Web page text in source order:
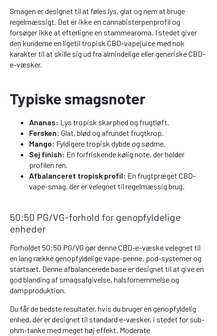
Smagen er designet til at føles lys, glat og nem at bruge
regelmæssigt. Det er ikke en cannabisterpenprofil og
forsøger ikke at efterligne en stammearoma. I stedet giver
den kunderne en ligetil tropisk CBD-vapejuice med nok
karakter til at skille sig ud fra almindelige eller generiske CBD-
e-væsker.
Typiske smagsnoter
Ananas: Lys tropisk skarphed og frugtløft.
Fersken: Glat, blød og afrundet frugtkrop.
Mango: Fyldigere tropisk dybde og sødme.
Sej finish: En forfriskende kølig note, der holder
profilen ren.
Afbalanceret tropisk profil: En frugtpræget CBD-
vape-smag, der er velegnet til regelmæssig brug.
50:50 PG/VG-forhold for genopfyldelige
enheder
Forholdet 50:50 PG/VG gør denne CBD-e-væske velegnet til
en lang række genopfyldelige vape-penne, pod-systemer og
startsæt. Denne afbalancerede base er designet til at give en
god blanding af smagsafgivelse, halsfornemmelse og
dampproduktion.
Du får de bedste resultater, hvis du bruger en genopfyldelig
enhed, der er designet til standard e-væsker, i stedet for sub-
ohm-tanke med meget høj effekt. Moderate